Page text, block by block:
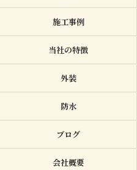
施工事例
当社の特徴
外装
防水
ブログ
会社概要